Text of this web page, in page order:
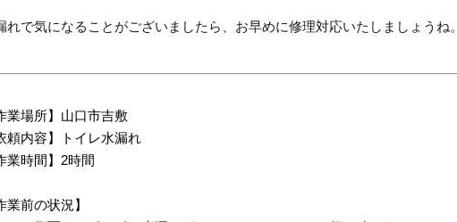
れで気になることがございましたら、お早めに修理対応いたしましょうね。
業場所】山口市吉敷
頼内容】トイレ水漏れ
業時間】2時間
業前の状況】